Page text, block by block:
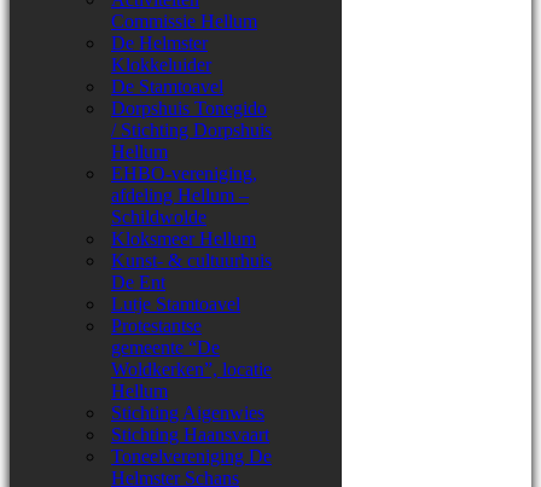
Commissie Hellum
De Helmster
Klokkeluider
De Stamtoavel
Dorpshuis Tonegido
/ Stichting Dorpshuis
Hellum
EHBO-vereniging,
afdeling Hellum –
Schildwolde
Kloksmeer Hellum
Kunst- & cultuurhuis
De Ent
Lutje Stamtoavel
Protestantse
gemeente “De
Woldkerken”, locatie
Hellum
Stichting Aigenwies
Stichting Haansvaart
Toneelvereniging De
Helmster Schans